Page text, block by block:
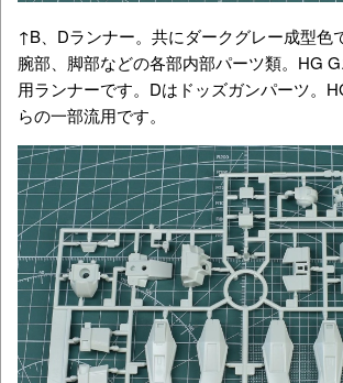
↑B、Dランナー。共にダークグレー成型色
腕部、脚部などの各部内部パーツ類。HG
用ランナーです。Dはドッズガンパーツ。
らの一部流用です。